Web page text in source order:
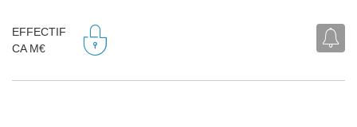
EFFECTIF
CA M€